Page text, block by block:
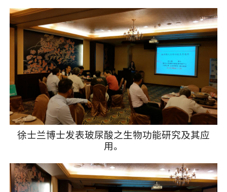
徐士兰博士发表玻尿酸之生物功能研究及其应
用。